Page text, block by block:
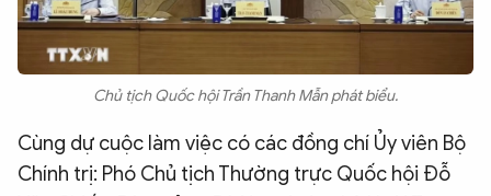
Chủ tịch Quốc hội Trần Thanh Mẫn phát biểu.
Cùng dự cuộc làm việc có các đồng chí Ủy viên Bộ
Chính trị: Phó Chủ tịch Thường trực Quốc hội Đỗ